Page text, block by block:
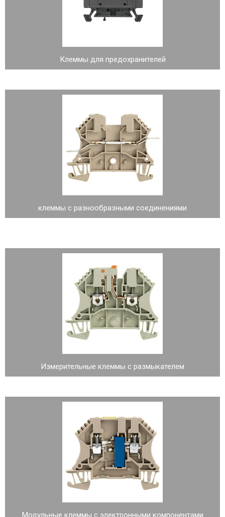
Клеммы для предохранителей
клеммы с разнообразными соединениями
Измерительные клеммы с размыкателем
Модульные клеммы с электронными компонентами